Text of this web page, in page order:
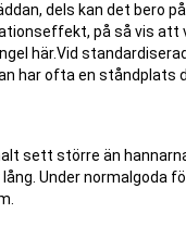
dels kan det bero
på så vis
här.Vid
har ofta en ståndplats
sett större än
Under